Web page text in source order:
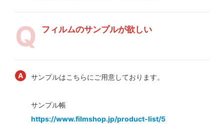
フィルムのサンプルが欲しい
サンプルはこちらにご用意しております。
サンプル帳
https://www.filmshop.jp/product-list/5